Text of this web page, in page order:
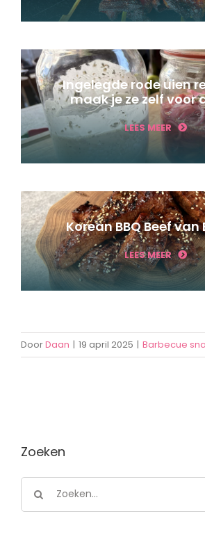
Ingelegde rode uien
maak je ze zelf voor
LEES MEER
Korean BBQ Beef
LEES MEER
DoorDaan | 19 april 2025 | Barbecue
Zoeken
naar: